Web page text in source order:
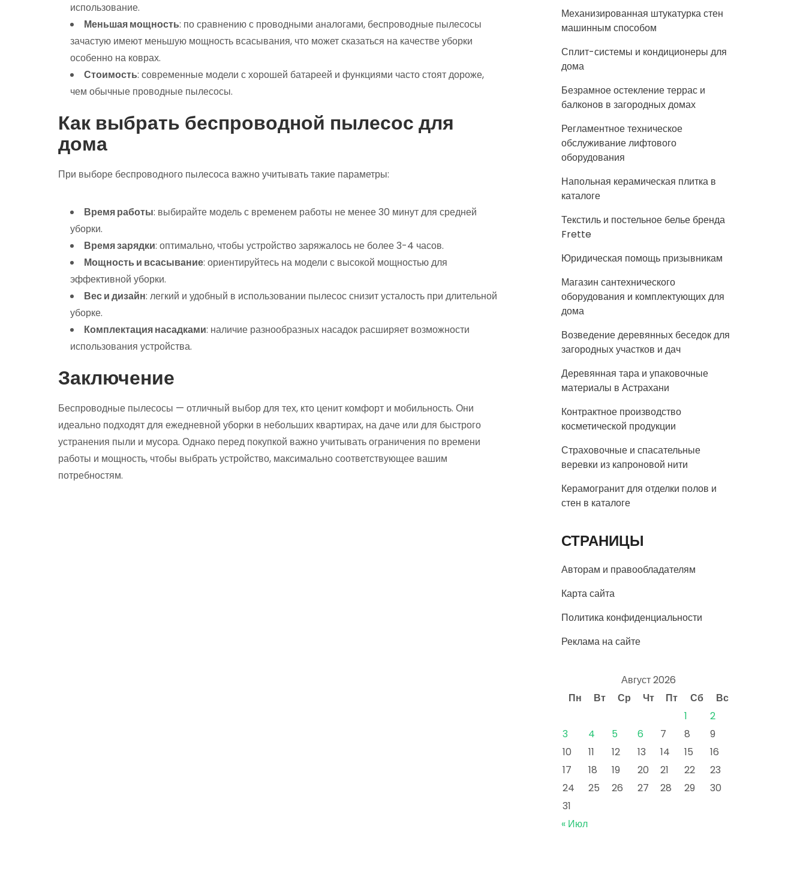
использование.
Меньшая мощность: по сравнению с проводными аналогами, беспроводные пылесосы
зачастую имеют меньшую мощность всасывания, что может сказаться на качестве уборки
особенно на коврах.
Стоимость: современные модели с хорошей батареей и функциями часто стоят дороже,
чем обычные проводные пылесосы.
Как выбрать беспроводной пылесос для
дома
При выборе беспроводного пылесоса важно учитывать такие параметры:
Время работы: выбирайте модель с временем работы не менее 30 минут для средней
уборки.
Время зарядки: оптимально, чтобы устройство заряжалось не более 3-4 часов.
Мощность и всасывание: ориентируйтесь на модели с высокой мощностью для
эффективной уборки.
Вес и дизайн: легкий и удобный в использовании пылесос снизит усталость при длительной
уборке.
Комплектация насадками: наличие разнообразных насадок расширяет возможности
использования устройства.
Заключение
Беспроводные пылесосы — отличный выбор для тех, кто ценит комфорт и мобильность. Они
идеально подходят для ежедневной уборки в небольших квартирах, на даче или для быстрого
устранения пыли и мусора. Однако перед покупкой важно учитывать ограничения по времени
работы и мощность, чтобы выбрать устройство, максимально соответствующее вашим
потребностям.
Механизированная штукатурка стен
машинным способом
Сплит-системы и кондиционеры для
дома
Безрамное остекление террас и
балконов в загородных домах
Регламентное техническое
обслуживание лифтового
оборудования
Напольная керамическая плитка в
каталоге
Текстиль и постельное белье бренда
Frette
Юридическая помощь призывникам
Магазин сантехнического
оборудования и комплектующих для
дома
Возведение деревянных беседок для
загородных участков и дач
Деревянная тара и упаковочные
материалы в Астрахани
Контрактное производство
косметической продукции
Страховочные и спасательные
веревки из капроновой нити
Керамогранит для отделки полов и
стен в каталоге
СТРАНИЦЫ
Авторам и правообладателям
Карта сайта
Политика конфиденциальности
Реклама на сайте
Август 2026
Пн
Вт Ср Чт Пт Сб
Вс
1
2
3
4 5 6 7 8
9
10
11 12 13 14 15
16
17
18 19 20 21 22
23
24
25 26 27 28 29
30
31
« Июл